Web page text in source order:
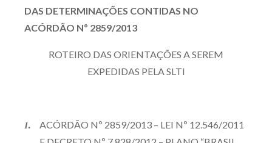
DAS DETERMINAÇÕES CONTIDAS NO
ACÓRDÃO Nº 2859/2013
ROTEIRO DAS ORIENTAÇÕES A SEREM
EXPEDIDAS PELA SLTI
ACÓRDÃO Nº 2859/2013 – LEI Nº 12.546/2011